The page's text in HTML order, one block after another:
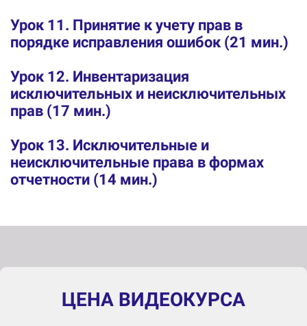
Урок 11. Принятие к учету прав в
порядке исправления ошибок (21 мин.)
Урок 12. Инвентаризация
исключительных и неисключительных
прав (17 мин.)
Урок 13. Исключительные и
неисключительные права в формах
отчетности (14 мин.)
ЦЕНА ВИДЕОКУРСА